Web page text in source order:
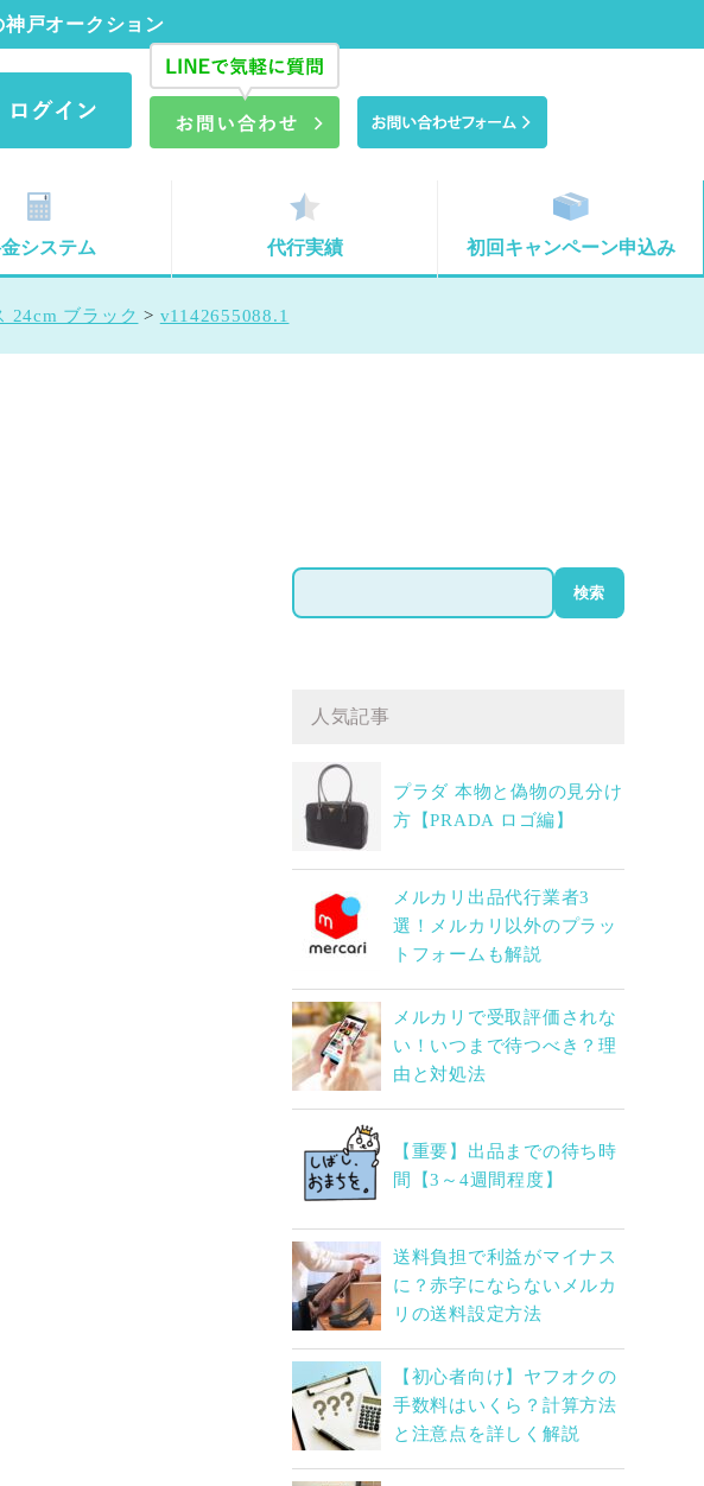
戸オークション
システム 代行実績 初回キャンペーン申込み
24cm ブラック > v1142655088.1
検
索
検索
人気記事
プラダ 本物と偽物の見分け
方【PRADA ロゴ編】
メルカリ出品代行業者3
選！メルカリ以外のプラッ
トフォームも解説
メルカリで受取評価されな
い！いつまで待つべき？理
由と対処法
【重要】出品までの待ち時
間【3～4週間程度】
送料負担で利益がマイナス
に？赤字にならないメルカ
リの送料設定方法
【初心者向け】ヤフオクの
手数料はいくら？計算方法
と注意点を詳しく解説